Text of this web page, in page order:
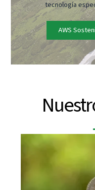
tecnología
AWS